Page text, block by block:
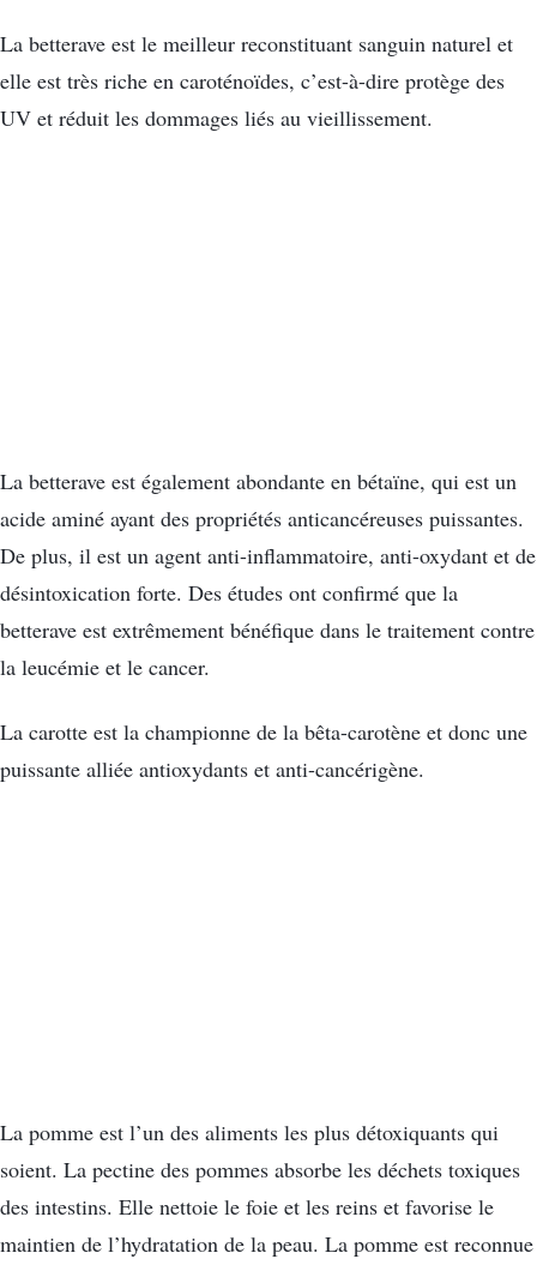
La betterave est le meilleur reconstituant sanguin naturel et
elle est très riche en caroténoïdes, c’est-à-dire protège des
UV et réduit les dommages liés au vieillissement.
La betterave est également abondante en bétaïne, qui est un
acide aminé ayant des propriétés anticancéreuses puissantes.
De plus, il est un agent anti-inflammatoire, anti-oxydant et de
désintoxication forte. Des études ont confirmé que la
betterave est extrêmement bénéfique dans le traitement contre
la leucémie et le cancer.
La carotte est la championne de la bêta-carotène et donc une
puissante alliée antioxydants et anti-cancérigène.
La pomme est l’un des aliments les plus détoxiquants qui
soient. La pectine des pommes absorbe les déchets toxiques
des intestins. Elle nettoie le foie et les reins et favorise le
maintien de l’hydratation de la peau. La pomme est reconnue